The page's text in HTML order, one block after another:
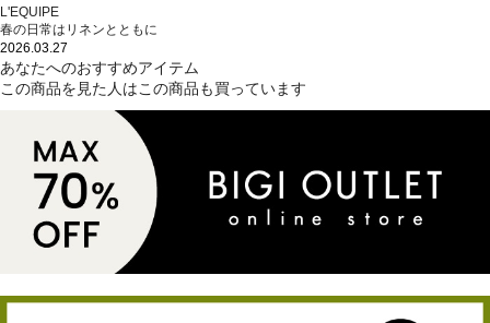
L'EQUIPE
春の日常はリネンとともに
2026.03.27
あなたへのおすすめアイテム
この商品を見た人はこの商品も買っています